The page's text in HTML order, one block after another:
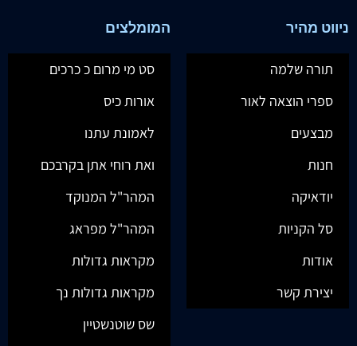
ניווט מהיר
תורה שלמה
ספרי הוצאה לאור
מבצעים
חנות
יודאיקה
סל הקניות
אודות
יצירת קשר
המומלצים
סט מי מרום כ כרכים
אורות כיס
לאמונת עתנו
ואת רוחי אתן בקרבכם
המהר"ל המנוקד
המהר"ל מפראג
מקראות גדולות
מקראות גדולות נך
שס שוטנשטיין